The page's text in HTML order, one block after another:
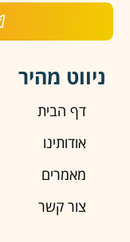
ניווט מהיר
דף הבית
אודותינו
מאמרים
צור קשר